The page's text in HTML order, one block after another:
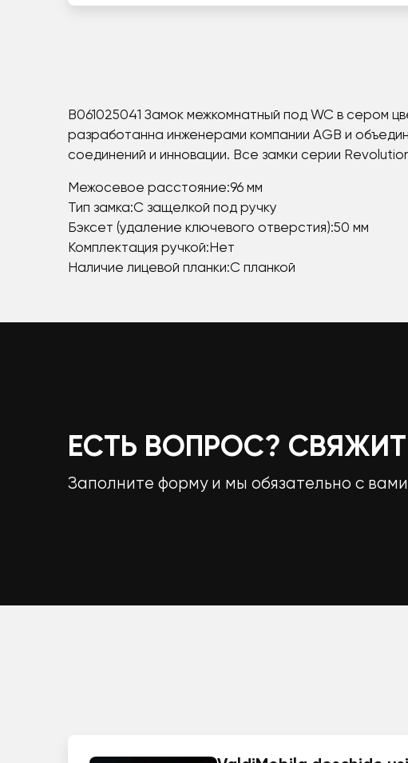
B061025041 Замок межкомнатный под WC в сером
разработанна инженерами компании AGB и
соединений и инновации. Все замки серии
Межосевое расстояние:96 мм
Тип замка:С защелкой под ручку
Бэксет (удаление ключевого отверстия):50 мм
Комплектация ручкой:Нет
Наличие лицевой планки:С планкой
ЕСТЬ ВОПРОС?
Заполните форму и мы обязательно с